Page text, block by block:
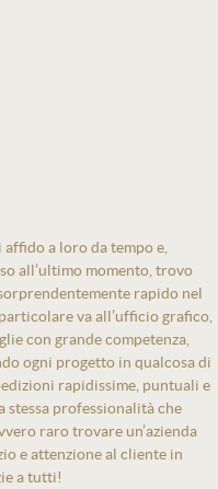
a loro da tempo e,
all’ultimo momento, trovo
rapido nel
va all’ufficio grafico,
con grande competenza,
ogni progetto in qualcosa di
rapidissime, puntuali e
stessa professionalità che
raro trovare un’azienda
e attenzione al cliente in
a tutti!